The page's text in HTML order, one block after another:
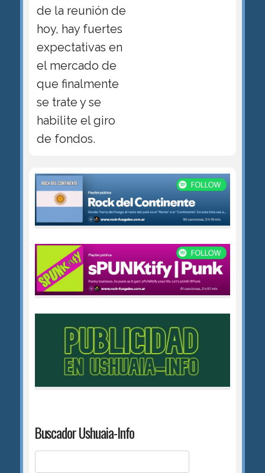
de la reunión de
hoy, hay fuertes
expectativas en
el mercado de
que finalmente
se trate y se
habilite el giro
de fondos.
Buscador Ushuaia-Info